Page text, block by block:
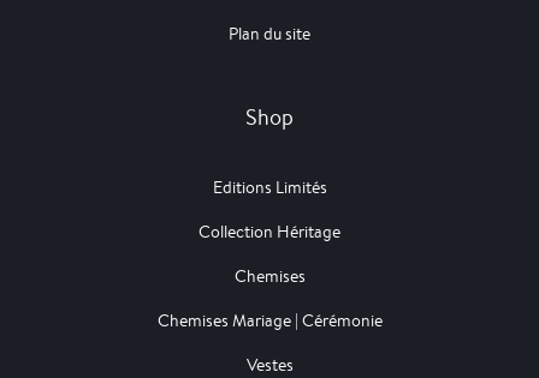
Plan du site
Shop
Editions Limités
Collection Héritage
Chemises
Chemises Mariage | Cérémonie
Vestes